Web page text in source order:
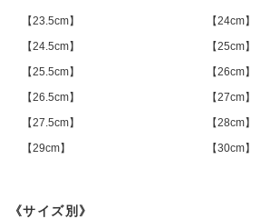
【23.5cm】
【24cm】
【24.5cm】
【25cm】
【25.5cm】
【26cm】
【26.5cm】
【27cm】
【27.5cm】
【28cm】
【29cm】
【30cm】
《サイズ別》